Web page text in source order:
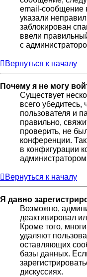
email-сообщение
указали
заблокирован
ввели
с
Вернуться к началу
Почему я не могу
Существует
всего
пользователя и
правильно,
проверить, не
конференции.
в конфигурации
Вернуться к началу
Я давно
Возможно,
деактивировал
Кроме того,
удаляют
оставляющих
базы данных.
дискуссиях.